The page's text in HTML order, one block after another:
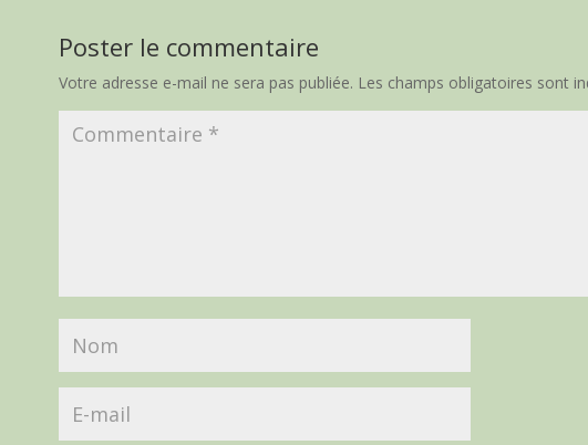
Poster le commentaire
Votre adresse e-mail ne sera pas publiée. Les champs obligatoires sont